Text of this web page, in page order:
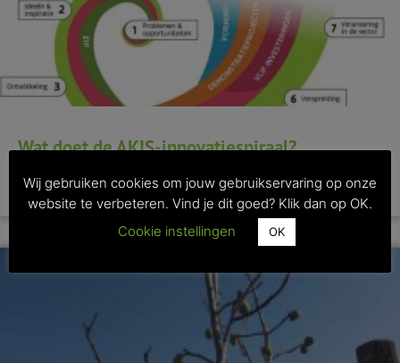
Wat doet de AKIS-innovatiespiraal?
>> Lees dit artikel
Wij gebruiken cookies om jouw gebruikservaring op onze
website te verbeteren. Vind je dit goed? Klik dan op OK.
Cookie instellingen
OK